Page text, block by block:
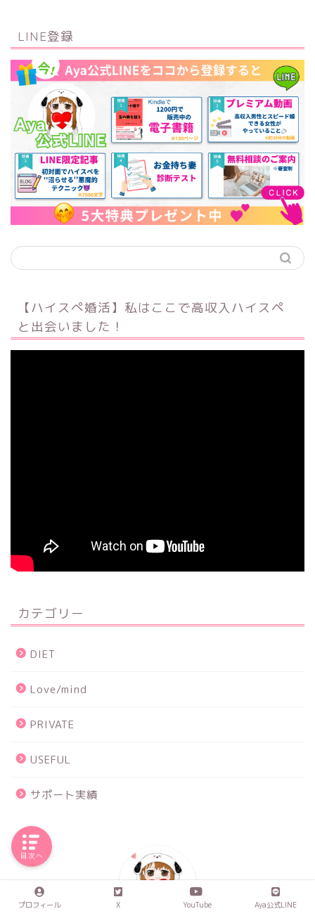
LINE登録
【ハイスぺ婚活】私はここで高収入ハイスペ
と出会いました！
カテゴリー
DIET
Love/mind
PRIVATE
USEFUL
サポート実績
プロフィール X YouTube Aya公式LINE
目次へ